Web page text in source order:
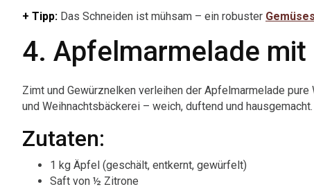
+ Tipp: Das Schneiden ist mühsam – ein robuster
4. Apfelmarmelade mit
Zimt und Gewürznelken verleihen der Apfelmarmelade
und Weihnachtsbäckerei – weich, duftend und hausgemacht.
Zutaten:
1 kg Äpfel (geschält, entkernt, gewürfelt)
Saft von ½ Zitrone